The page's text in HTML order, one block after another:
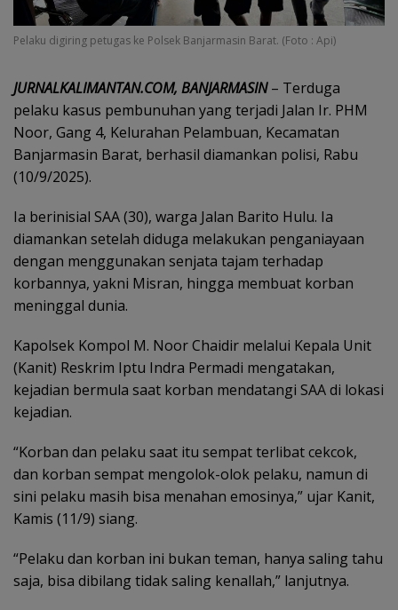
Pelaku digiring petugas ke Polsek Banjarmasin Barat. (Foto : Api)
JURNALKALIMANTAN.COM, BANJARMASIN– Terduga
pelaku kasus pembunuhan yang terjadi Jalan Ir. PHM
Noor, Gang 4, Kelurahan Pelambuan, Kecamatan
Banjarmasin Barat, berhasil diamankan polisi, Rabu
(10/9/2025).
Ia berinisial SAA (30), warga Jalan Barito Hulu. Ia
diamankan setelah diduga melakukan penganiayaan
dengan menggunakan senjata tajam terhadap
korbannya, yakni Misran, hingga membuat korban
meninggal dunia.
Kapolsek Kompol M. Noor Chaidir melalui Kepala Unit
(Kanit) Reskrim Iptu Indra Permadi mengatakan,
kejadian bermula saat korban mendatangi SAA di lokasi
kejadian.
“Korban dan pelaku saat itu sempat terlibat cekcok,
dan korban sempat mengolok-olok pelaku, namun di
sini pelaku masih bisa menahan emosinya,” ujar Kanit,
Kamis (11/9) siang.
“Pelaku dan korban ini bukan teman, hanya saling tahu
saja, bisa dibilang tidak saling kenallah,” lanjutnya.